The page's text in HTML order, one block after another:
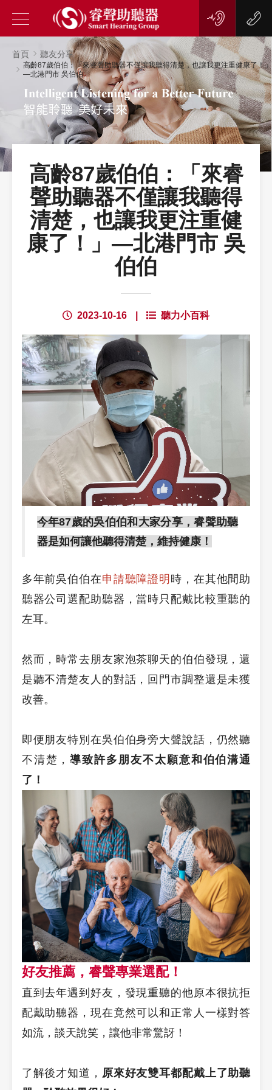
首頁 聽友分享
高齡87歲伯伯：「來睿聲助聽器不僅讓我聽得清楚，也讓我更注重健康了！」
—北港門市 吳伯伯
高齡87歲伯伯：「來睿
聲助聽器不僅讓我聽得
清楚，也讓我更注重健
康了！」—北港門市 吳
伯伯
2023-10-16 聽力小百科
今年87歲的吳伯伯和大家分享，睿聲助聽
器是如何讓他聽得清楚，維持健康！
多年前吳伯伯在申請聽障證明 時，在其他間助
聽器公司選配助聽器，當時只配戴比較重聽的
左耳。
然而，時常去朋友家泡茶聊天的伯伯發現，還
是聽不清楚友人的對話，回門市調整還是未獲
改善。
即便朋友特別在吳伯伯身旁大聲說話，仍然聽
不清楚，導致許多朋友不太願意和伯伯溝通
了！
好友推薦，睿聲專業選配！
直到去年遇到好友，發現重聽的他原本很抗拒
配戴助聽器，現在竟然可以和正常人一樣對答
如流，談天說笑，讓他非常驚訝！
了解後才知道， 原來好友雙耳都配戴上了助聽